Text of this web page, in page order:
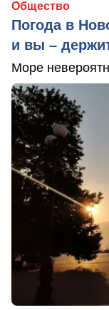
Общество
Погода в
и вы –
Море